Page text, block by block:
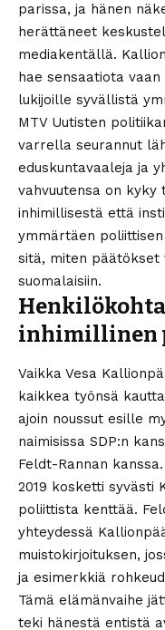
parissa, ja hänen
herättäneet
mediakentällä.
hae sensaatiota
lukijoille syvällistä
MTV Uutisten
varrella seurannut
eduskuntavaaleja ja
vahvuutensa on
inhimillisestä että
ymmärtäen
sitä, miten päätökset
suomalaisiin.
inhimillinen
Vaikka Vesa
kaikkea työnsä
ajoin noussut esille
naimisissa SDP:n
Feldt-Rannan
2019 kosketti syvästi
poliittista kenttää.
yhteydessä
muistokirjoituksen,
ja esimerkkiä
Tämä elämänvaihe
teki hänestä entistä